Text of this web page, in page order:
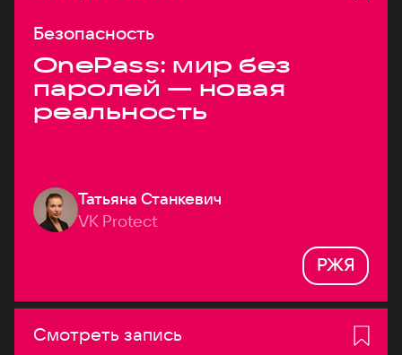
Безопасность
OnePass: мир без
паролей — новая
реальность
Татьяна Станкевич
VK Protect
РЖЯ
Смотреть запись